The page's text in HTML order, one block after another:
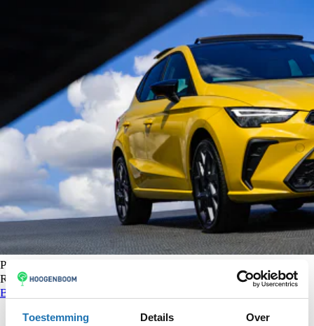
Toestemming Details Over
Private Lease de nieuwe SEAT Ibiza
Rijd de Ibiza Reference al vanaf € 299,-!
Bekijk de Private Lease actie